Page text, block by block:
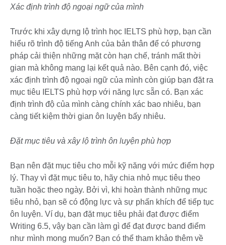
Xác định trình độ ngoại ngữ của mình
Trước khi xây dựng lộ trình học IELTS phù hợp, bạn cần
hiểu rõ trình độ tiếng Anh của bản thân để có phương
pháp cải thiện những mặt còn hạn chế, tránh mất thời
gian mà không mang lại kết quả nào. Bên cạnh đó, việc
xác định trình độ ngoại ngữ của mình còn giúp bạn đặt ra
mục tiêu IELTS phù hợp với năng lực sẵn có. Bạn xác
định trình độ của mình càng chính xác bao nhiêu, bạn
càng tiết kiệm thời gian ôn luyện bấy nhiêu.
Đặt mục tiêu và xây lộ trình ôn luyện phù hợp
Bạn nên đặt mục tiêu cho mỗi kỹ năng với mức điểm hợp
lý. Thay vì đặt mục tiêu to, hãy chia nhỏ mục tiêu theo
tuần hoặc theo ngày. Bởi vì, khi hoàn thành những mục
tiêu nhỏ, bạn sẽ có động lực và sự phấn khích để tiếp tục
ôn luyện. Ví dụ, bạn đặt mục tiêu phải đạt được điểm
Writing 6.5, vậy bạn cần làm gì để đạt được band điểm
như mình mong muốn? Bạn có thể tham khảo thêm về